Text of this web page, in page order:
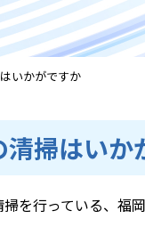
いかがですか
掃はいか
行っている、福岡